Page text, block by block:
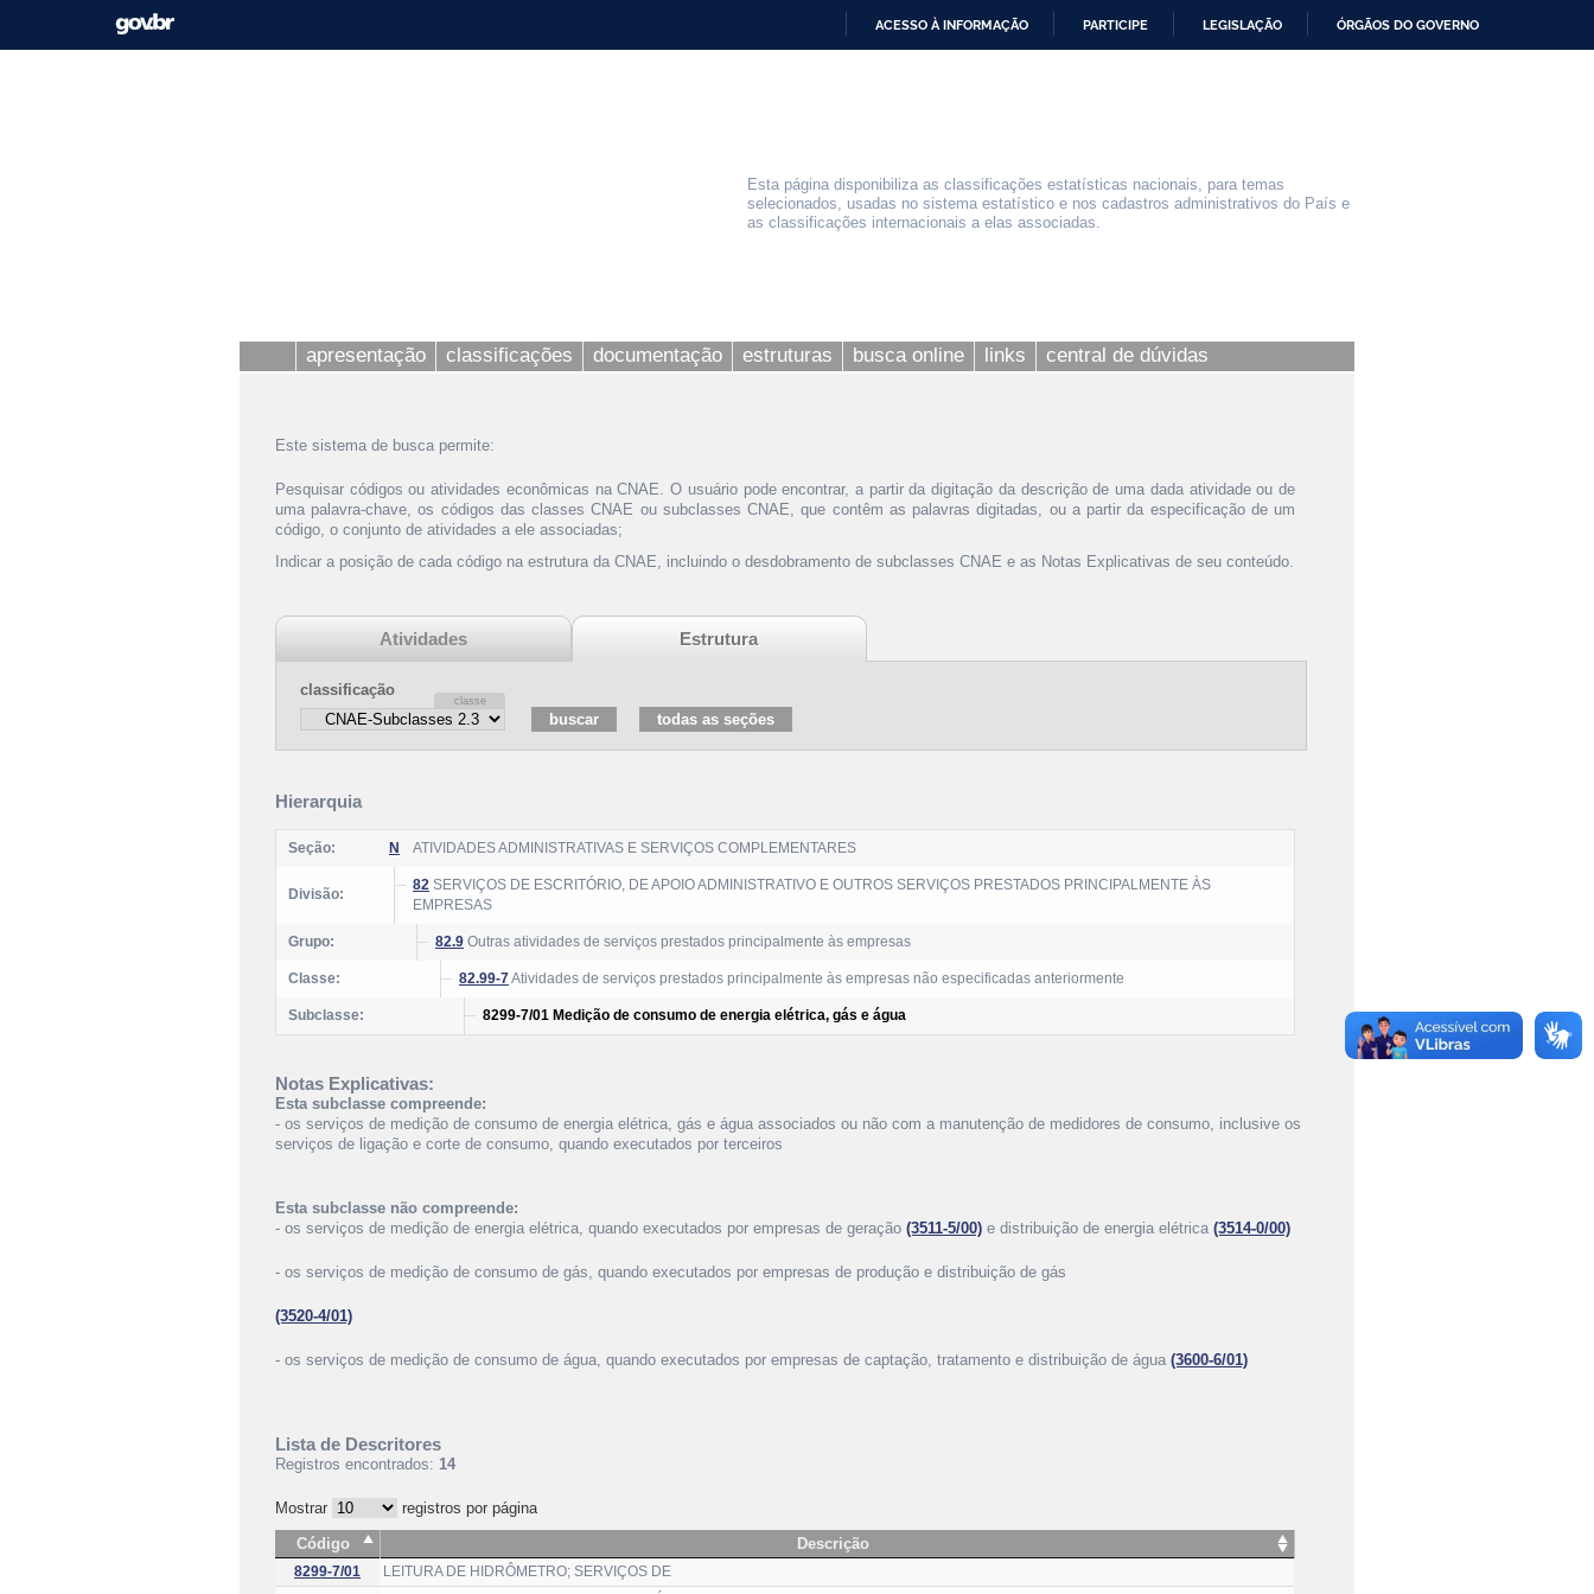
ACESSO À INFORMAÇÃO PARTICIPE LEGISLAÇÃO ÓRGÃOS DO GOVERNO
Esta página disponibiliza as classificações estatísticas nacionais, para temas
selecionados, usadas no sistema estatístico e nos cadastros administrativos do País e
as classificações internacionais a elas associadas.
apresentação classificações documentação estruturas busca online links central de dúvidas
Este sistema de busca permite:
Pesquisar códigos ou atividades econômicas na CNAE. O usuário pode encontrar, a partir da digitação da descrição de uma dada atividade ou de
uma palavra-chave, os códigos das classes CNAE ou subclasses CNAE, que contêm as palavras digitadas, ou a partir da especificação de um
código, o conjunto de atividades a ele associadas;
Indicar a posição de cada código na estrutura da CNAE, incluindo o desdobramento de subclasses CNAE e as Notas Explicativas de seu conteúdo.
Atividades Estrutura
classificação
Hierarquia
Seção: N ATIVIDADES ADMINISTRATIVAS E SERVIÇOS COMPLEMENTARES
Divisão:
82 SERVIÇOS DE ESCRITÓRIO, DE APOIO ADMINISTRATIVO E OUTROS SERVIÇOS PRESTADOS PRINCIPALMENTE ÀS
EMPRESAS
Grupo: 82.9 Outras atividades de serviços prestados principalmente às empresas
Classe: 82.99-7Atividades de serviços prestados principalmente às empresas não especificadas anteriormente
Subclasse: 8299-7/01 Medição de consumo de energia elétrica, gás e água
Notas Explicativas:
Esta subclasse compreende:
- os serviços de medição de consumo de energia elétrica, gás e água associados ou não com a manutenção de medidores de consumo, inclusive os
serviços de ligação e corte de consumo, quando executados por terceiros
Esta subclasse não compreende:
- os serviços de medição de energia elétrica, quando executados por empresas de geração (3511-5/00) e distribuição de energia elétrica (3514-0/00)
- os serviços de medição de consumo de gás, quando executados por empresas de produção e distribuição de gás
(3520-4/01)
- os serviços de medição de consumo de água, quando executados por empresas de captação, tratamento e distribuição de água (3600-6/01)
Lista de Descritores
Registros encontrados: 14
Mostrar
registros por página
Código
Descrição
8299-7/01
LEITURA DE HIDRÔMETRO; SERVIÇOS DE